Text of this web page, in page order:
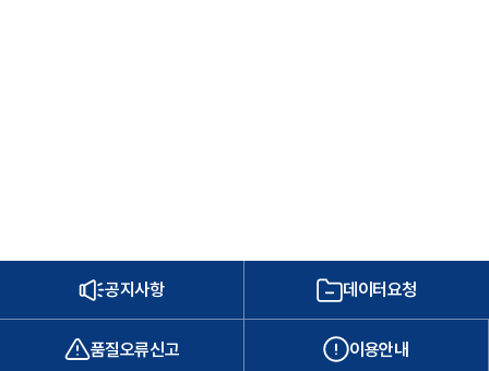
공지사항 데이터요청
품질오류신고 이용안내